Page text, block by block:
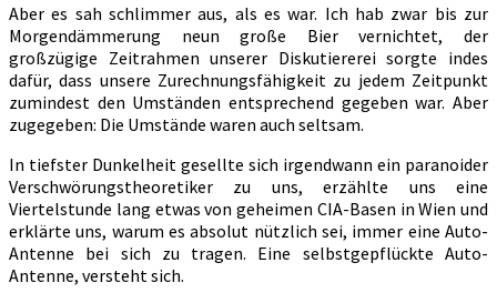
Aber es sah schlimmer aus, als es war. Ich hab zwar bis zur
Morgendämmerung neun große Bier vernichtet, der
großzügige Zeitrahmen unserer Diskutiererei sorgte indes
dafür, dass unsere Zurechnungsfähigkeit zu jedem Zeitpunkt
zumindest den Umständen entsprechend gegeben war. Aber
zugegeben: Die Umstände waren auch seltsam.
In tiefster Dunkelheit gesellte sich irgendwann ein paranoider
Verschwörungstheoretiker zu uns, erzählte uns eine
Viertelstunde lang etwas von geheimen CIA-Basen in Wien und
erklärte uns, warum es absolut nützlich sei, immer eine Auto-
Antenne bei sich zu tragen. Eine selbstgepflückte Auto-
Antenne, versteht sich.